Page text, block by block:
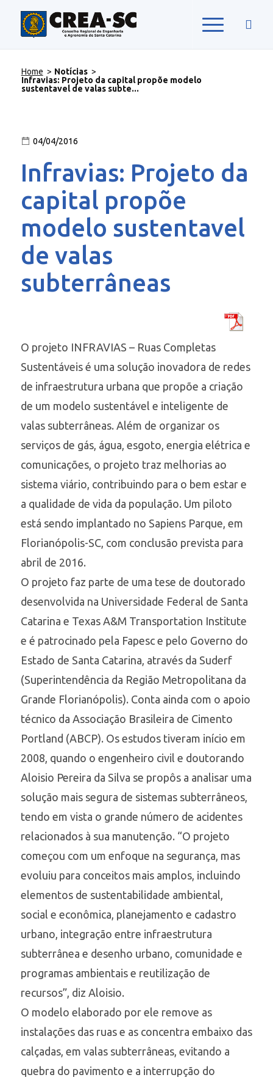
Home > Notícias >
Infravias: Projeto da capital propõe modelo
sustentavel de valas subte...
04/04/2016
Infravias: Projeto da
capital propõe
modelo sustentavel
de valas
subterrâneas
O projeto INFRAVIAS – Ruas Completas
Sustentáveis é uma solução inovadora de redes
de infraestrutura urbana que propõe a criação
de um modelo sustentável e inteligente de
valas subterrâneas. Além de organizar os
serviços de gás, água, esgoto, energia elétrica e
comunicações, o projeto traz melhorias ao
sistema viário, contribuindo para o bem estar e
a qualidade de vida da população. Um piloto
está sendo implantado no Sapiens Parque, em
Florianópolis-SC, com conclusão prevista para
abril de 2016.
O projeto faz parte de uma tese de doutorado
desenvolvida na Universidade Federal de Santa
Catarina e Texas A&M Transportation Institute
e é patrocinado pela Fapesc e pelo Governo do
Estado de Santa Catarina, através da Suderf
(Superintendência da Região Metropolitana da
Grande Florianópolis). Conta ainda com o apoio
técnico da Associação Brasileira de Cimento
Portland (ABCP). Os estudos tiveram início em
2008, quando o engenheiro civil e doutorando
Aloisio Pereira da Silva se propôs a analisar uma
solução mais segura de sistemas subterrâneos,
tendo em vista o grande número de acidentes
relacionados à sua manutenção. “O projeto
começou com um enfoque na segurança, mas
evoluiu para conceitos mais amplos, incluindo
elementos de sustentabilidade ambiental,
social e econômica, planejamento e cadastro
urbano, integração entre infraestrutura
subterrânea e desenho urbano, comunidade e
programas ambientais e reutilização de
recursos”, diz Aloisio.
O modelo elaborado por ele remove as
instalações das ruas e as concentra embaixo das
calçadas, em valas subterrâneas, evitando a
quebra do pavimento e a interrupção do